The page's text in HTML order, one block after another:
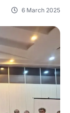
6 March 2025